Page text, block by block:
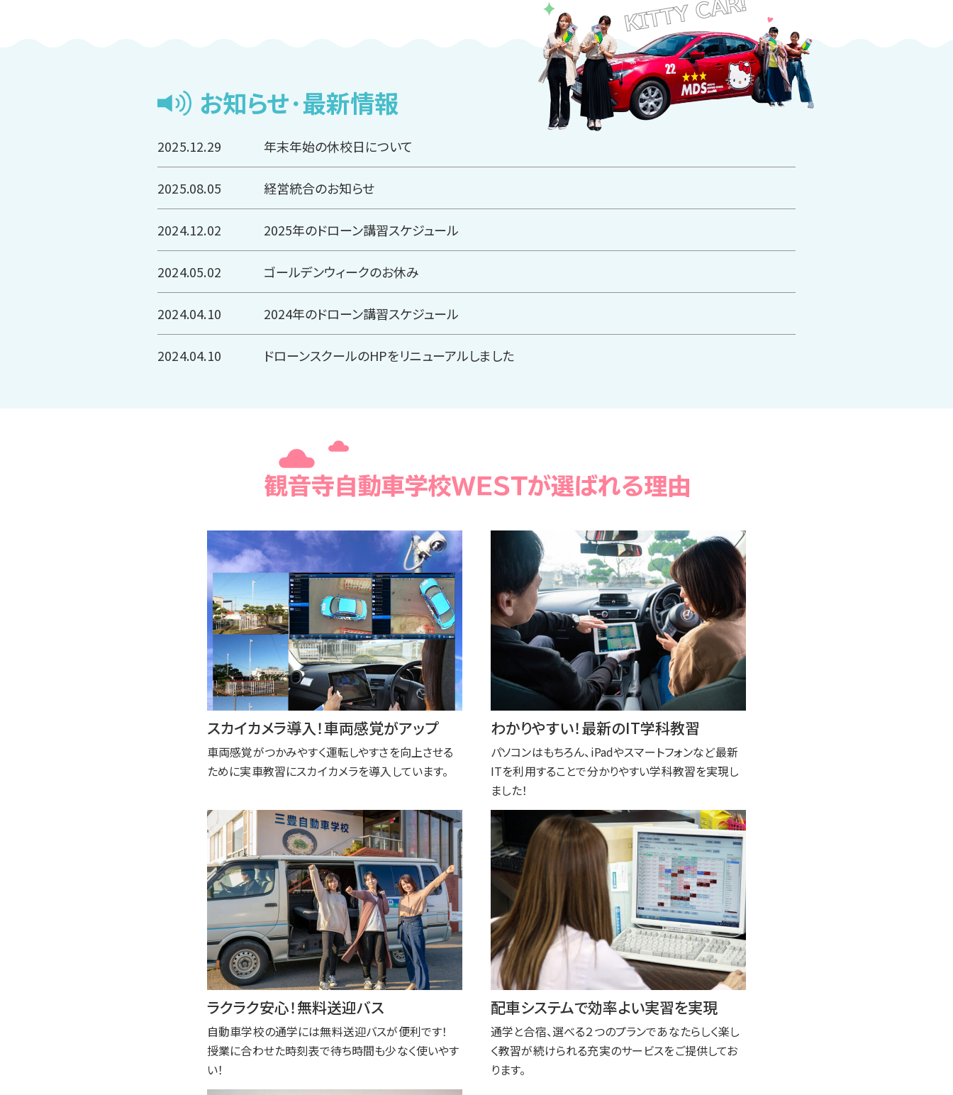
お知らせ･最新情報
2025.12.29 年末年始の休校日について
2025.08.05 経営統合のお知らせ
2024.12.02 2025年のドローン講習スケジュール
2024.05.02 ゴールデンウィークのお休み
2024.04.10 2024年のドローン講習スケジュール
2024.04.10 ドローンスクールのHPをリニューアルしました
スカイカメラ導入！車両感覚がアップ
車両感覚がつかみやすく運転しやすさを向上させる
ために実車教習にスカイカメラを導入しています。
わかりやすい！最新のIT学科教習
パソコンはもちろん、iPadやスマートフォンなど最新
ITを利用することで分かりやすい学科教習を実現し
ました！
ラクラク安心！無料送迎バス
自動車学校の通学には無料送迎バスが便利です！
授業に合わせた時刻表で待ち時間も少なく使いやす
い！
配車システムで効率よい実習を実現
通学と合宿、選べる２つのプランであなたらしく楽し
く教習が続けられる充実のサービスをご提供してお
ります。